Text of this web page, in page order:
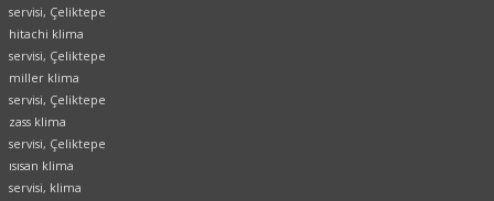
servisi, Çeliktepe
hitachi klima
servisi, Çeliktepe
miller klima
servisi, Çeliktepe
zass klima
servisi, Çeliktepe
ısısan klima
servisi, klima